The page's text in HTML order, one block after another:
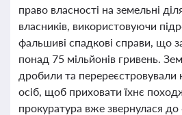
право власності на земельні
власників, використовуючи
фальшиві спадкові справи, що
понад 75 мільйонів гривень.
дробили та перереєстровували
осіб, щоб приховати їхнє
прокуратура вже звернулася